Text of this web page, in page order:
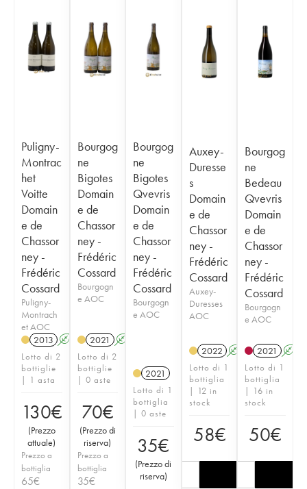
Puligny-
Montrac
het
Voitte
Domain
e de
Chassor
ney -
Frédéric
Cossard
Puligny-
Montrach
et AOC
2013 A K
Lotto di 2
bottiglie
| 1 asta
130€
(Prezzo
attuale)
Prezzo a
bottiglia
65€
Bourgog
ne
Bigotes
Domain
e de
Chassor
ney -
Frédéric
Cossard
Bourgogn
e AOC
2021 A
Lotto di 2
bottiglie
| 0 aste
70€
(Prezzo di
riserva)
Prezzo a
bottiglia
35€
Bourgog
ne
Bigotes
Qvevris
Domain
e de
Chassor
ney -
Frédéric
Cossard
Bourgogn
e AOC
2021
Lotto di 1
bottiglia
| 0 aste
35€
(Prezzo di
riserva)
Auxey-
Duresse
s
Domain
e de
Chassor
ney -
Frédéric
Cossard
Auxey-
Duresses
AOC
2022 A K
Lotto di 1
bottiglia
| 12 in
stock
58€
Bourgog
ne
Bedeau
Qvevris
Domain
e de
Chassor
ney -
Frédéric
Cossard
Bourgogn
e AOC
2021 A
Lotto di 1
bottiglia
| 16 in
stock
50€